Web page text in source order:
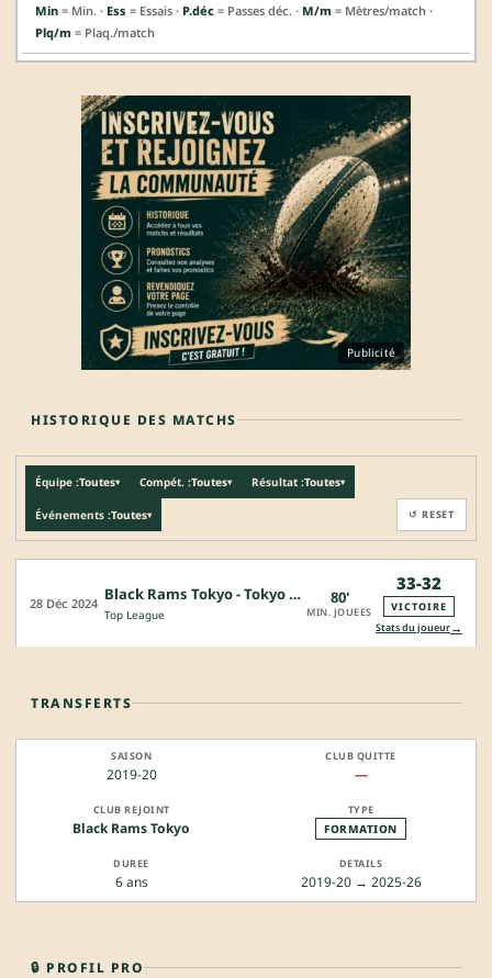
Min = Min. · Ess = Essais · P.déc = Passes déc. · M/m = Mètres/match ·
Plq/m = Plaq./match
Publicité
HISTORIQUE DES MATCHS
Équipe :Toutes▾ Compét. :Toutes▾ Résultat :Toutes▾
Événements :Toutes▾ ↺ RESET
28 Déc 2024 Black Rams Tokyo - Tokyo Sungoliath
Top League
80'
MIN. JOUEES
33-32
VICTOIRE
Stats du joueur→
TRANSFERTS
2019-20 —
Black Rams Tokyo FORMATION
6 ans 2019-20 → 2025-26
🔒 PROFIL PRO